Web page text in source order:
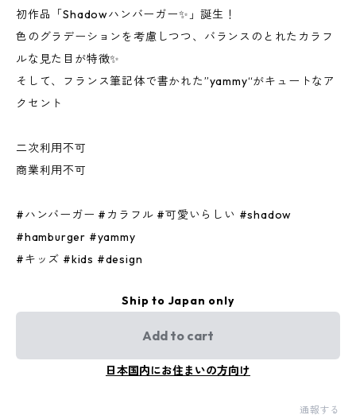
初作品「Shadowハンバーガー✨」誕生！
色のグラデーションを考慮しつつ、バランスのとれたカラフ
ルな見た目が特徴✨
そして、フランス筆記体で書かれた”yammy“がキュートなア
クセント
二次利用不可
商業利用不可
#ハンバーガー #カラフル #可愛いらしい #shadow
#hamburger #yammy
#キッズ #kids #design
Ship to Japan only
Add to cart
日本国内にお住まいの方向け
通報する